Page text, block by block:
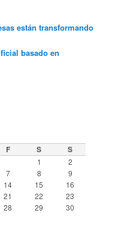
están transformando
basado en
F S S
1
2
7 8
9
14 15
16
21 22
23
28 29
30